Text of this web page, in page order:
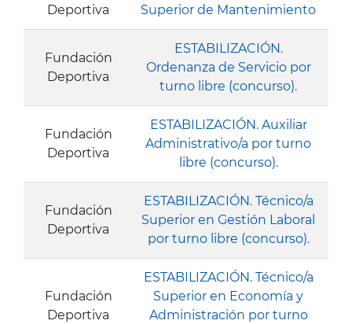
Deportiva
Superior de Mantenimiento
Fundación
Deportiva
ESTABILIZACIÓN.
Ordenanza de Servicio por
turno libre (concurso).
Fundación
Deportiva
ESTABILIZACIÓN. Auxiliar
Administrativo/a por turno
libre (concurso).
Fundación
Deportiva
ESTABILIZACIÓN. Técnico/a
Superior en Gestión Laboral
por turno libre (concurso).
Fundación
Deportiva
ESTABILIZACIÓN. Técnico/a
Superior en Economía y
Administración por turno